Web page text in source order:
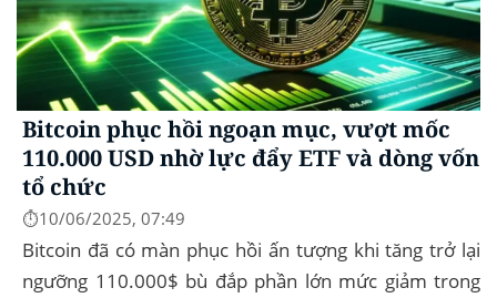
Bitcoin phục hồi ngoạn mục, vượt mốc
110.000 USD nhờ lực đẩy ETF và dòng vốn
tổ chức
⏱️10/06/2025, 07:49
Bitcoin đã có màn phục hồi ấn tượng khi tăng trở lại
ngưỡng 110.000$ bù đắp phần lớn mức giảm trong